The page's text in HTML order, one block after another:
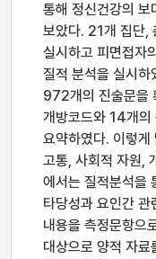
통해 정신건강의 보
보았다. 21개 집단,
실시하고 피면접자
질적 분석을 실시하
972개의 진술문을
개방코드와 14개의
요약하였다. 이렇게
고통, 사회적 자원,
에서는 질적분석을
타당성과 요인간 관
내용을 측정문항으
대상으로 양적 자